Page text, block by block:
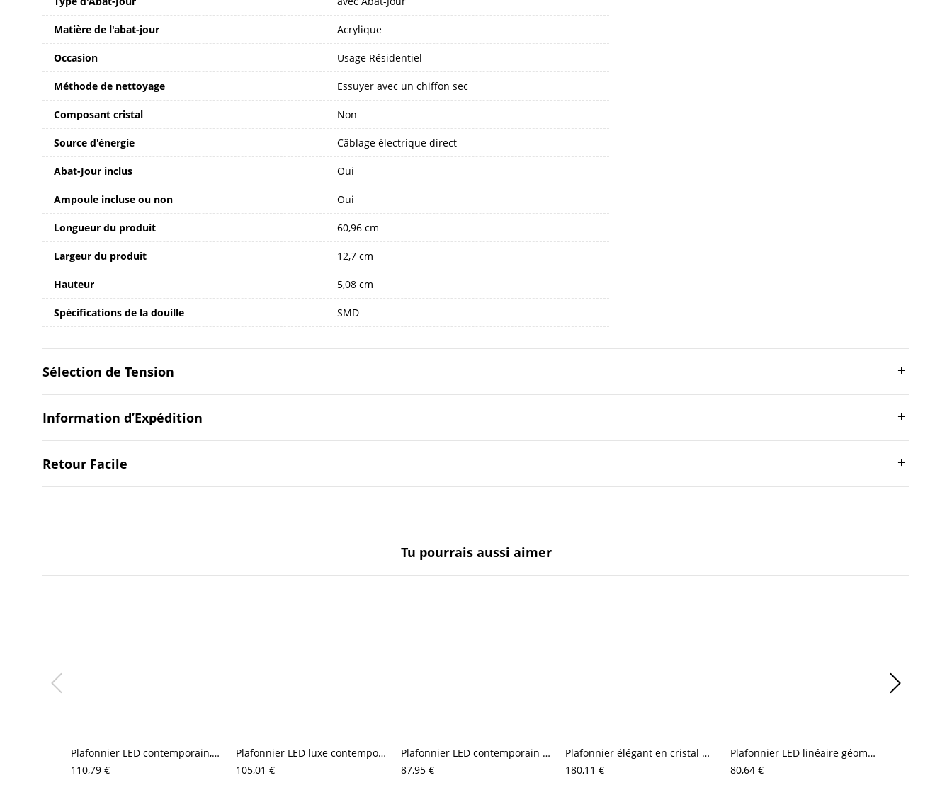
Matière de l'abat-jour Acrylique
Occasion Usage Résidentiel
Méthode de nettoyage Essuyer avec un chiffon sec
Composant cristal Non
Source d'énergie Câblage électrique direct
Abat-Jour inclus Oui
Ampoule incluse ou non Oui
Longueur du produit 60,96 cm
Largeur du produit 12,7 cm
Hauteur 5,08 cm
Spécifications de la douille SMD
Sélection de Tension
Information d’Expédition
Retour Facile
Tu pourrais aussi aimer
Plafonnier LED contemporain, luminaire à anneau géométrique avec abat-jour en acrylique anti-éblouissement
110,79 €
Plafonnier LED luxe contemporain, luminaire discret à profil bas avec bordure en acrylique facetté
105,01 €
Plafonnier LED contemporain doré, luminaire encastré extra-plat avec éclairage dimmable du chaud au froid
87,95 €
Plafonnier élégant en cristal doré, lustre glamour à branches pour chambre et couloir
180,11 €
Plafonnier LED linéaire géométrique contemporain, luminaire métallique affleurant avec globes en acrylique
80,64 €